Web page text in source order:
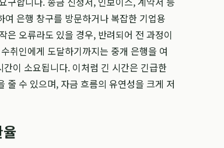
은행 창구를 방문하거나 복잡한 기업용
은 오류라도 있을 경우, 반려되어 전 과정이
취인에게 도달하기까지는 중개 은행을 여
이 소요됩니다. 이처럼 긴 시간은 긴급한
줄 수 있으며, 자금 흐름의 유연성을 크게 저